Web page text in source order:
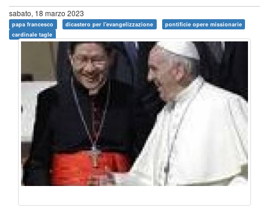
sabato, 18 marzo 2023
papa francesco dicastero per l'evangelizzazione
pontificie opere missionarie
cardinale tagle